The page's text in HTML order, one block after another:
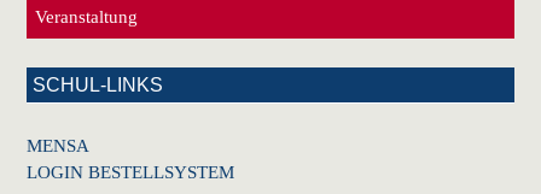
Veranstaltung
SCHUL-LINKS
MENSA
LOGIN BESTELLSYSTEM